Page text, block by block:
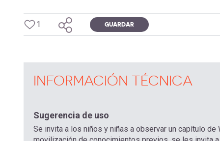
1 GUARDAR
INFORMACIÓN TÉCNICA
Sugerencia de uso
Se invita a los niños y niñas a observar un capítulo